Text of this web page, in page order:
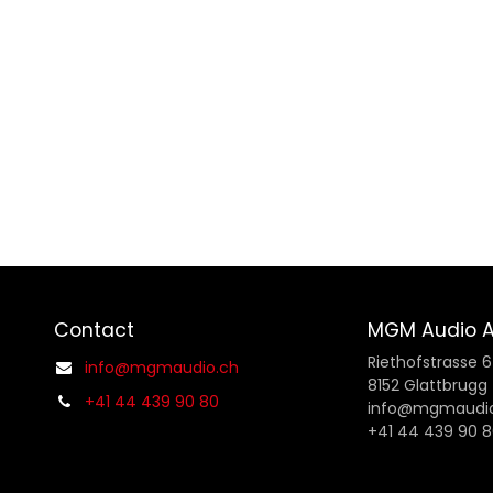
Contact
info@mgmaudio.ch
+41 44 439 90 80
MGM Audio
Riethofstrasse 6
8152 Glattbrugg
+41 44 439 90